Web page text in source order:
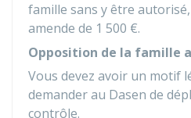
famille sans y être
amende de 1 500 €.
Opposition de la famille
Vous devez avoir un motif
demander au Dasen de
contrôle.